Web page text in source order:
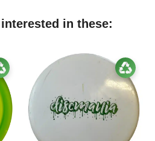
in these: